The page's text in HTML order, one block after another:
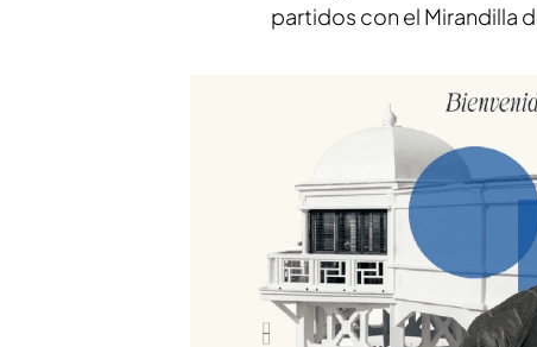
partidos con el Mirandilla